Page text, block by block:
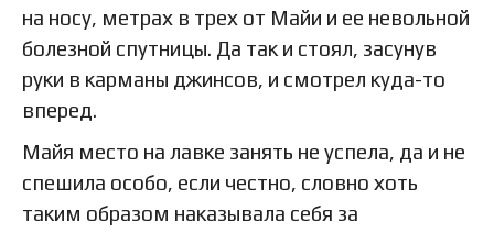
на носу, метрах в трех от Майи и ее невольной
болезной спутницы. Да так и стоял, засунув
руки в карманы джинсов, и смотрел куда-то
вперед.
Майя место на лавке занять не успела, да и не
спешила особо, если честно, словно хоть
таким образом наказывала себя за